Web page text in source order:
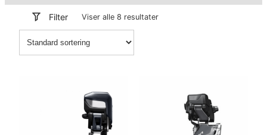
Filter Viser alle 8 resultater